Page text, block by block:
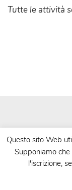
Tutte le attività
| Powered by
Questo sito Web
Supponiamo
l'iscrizione,